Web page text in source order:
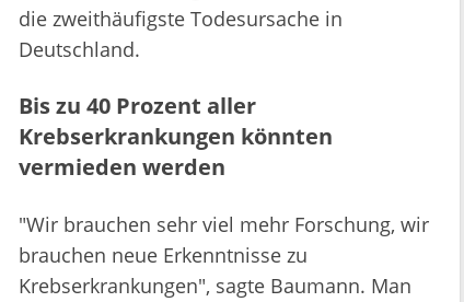
die zweithäufigste Todesursache in
Deutschland.
Bis zu 40 Prozent aller
Krebserkrankungen könnten
vermieden werden
"Wir brauchen sehr viel mehr Forschung, wir
brauchen neue Erkenntnisse zu
Krebserkrankungen", sagte Baumann. Man